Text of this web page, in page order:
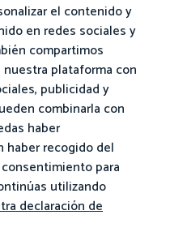
el contenido y
en redes sociales y
compartimos
plataforma con
publicidad y
combinarla con
haber
haber recogido del
para
utilizando
declaración de